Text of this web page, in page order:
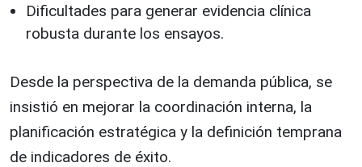
Dificultades para generar evidencia clínica
robusta durante los ensayos.
Desde la perspectiva de la demanda pública, se
insistió en mejorar la coordinación interna, la
planificación estratégica y la definición temprana
de indicadores de éxito.